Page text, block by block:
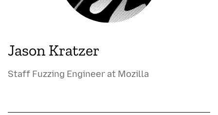
Jason Kratzer
Staff Fuzzing Engineer at Mozilla